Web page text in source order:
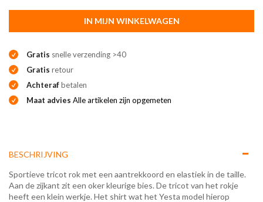
IN MIJN WINKELWAGEN
Gratis snelle verzending >40
Gratis retour
Achterafbetalen
Maat advies Alle artikelen zijn opgemeten
BESCHRIJVING
Sportieve tricot rok met een aantrekkoord en elastiek in de taille.
Aan de zijkant zit een oker kleurige bies. De tricot van het rokje
heeft een klein werkje. Het shirt wat het Yesta model hierop